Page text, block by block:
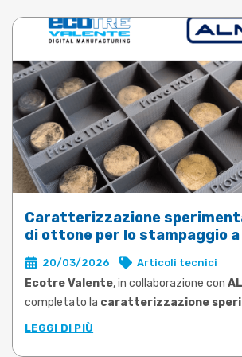
Caratterizzazione
di ottone per lo stampaggio a
DEFORM
20/03/2026 Articoli tecnici
Ecotre Valente, in collaborazione con
completato la caratterizzazione
leghe di ottone tra le più utilizzate
LEGGI DI PIÙ